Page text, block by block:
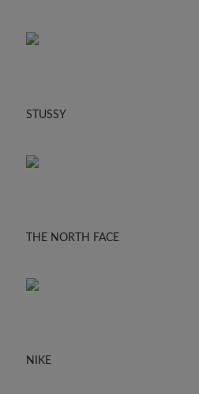
STUSSY
THE NORTH FACE
NIKE